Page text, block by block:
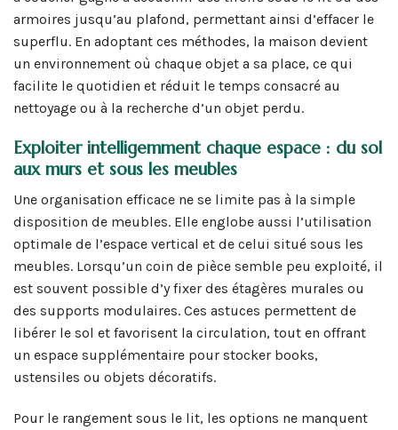
armoires jusqu’au plafond, permettant ainsi d’effacer le
superflu. En adoptant ces méthodes, la maison devient
un environnement où chaque objet a sa place, ce qui
facilite le quotidien et réduit le temps consacré au
nettoyage ou à la recherche d’un objet perdu.
Exploiter intelligemment chaque espace : du sol
aux murs et sous les meubles
Une organisation efficace ne se limite pas à la simple
disposition de meubles. Elle englobe aussi l’utilisation
optimale de l’espace vertical et de celui situé sous les
meubles. Lorsqu’un coin de pièce semble peu exploité, il
est souvent possible d’y fixer des étagères murales ou
des supports modulaires. Ces astuces permettent de
libérer le sol et favorisent la circulation, tout en offrant
un espace supplémentaire pour stocker books,
ustensiles ou objets décoratifs.
Pour le rangement sous le lit, les options ne manquent